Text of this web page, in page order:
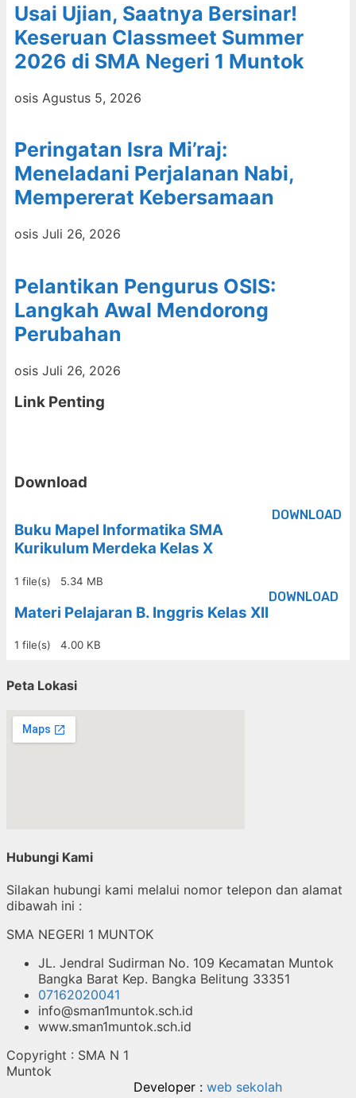
Usai Ujian, Saatnya Bersinar!
Keseruan Classmeet Summer
2026 di SMA Negeri 1 Muntok
osis Agustus 5, 2026
Peringatan Isra Mi’raj:
Meneladani Perjalanan Nabi,
Mempererat Kebersamaan
osis Juli 26, 2026
Pelantikan Pengurus OSIS:
Langkah Awal Mendorong
Perubahan
osis Juli 26, 2026
Link Penting
Download
Buku Mapel Informatika SMA
Kurikulum Merdeka Kelas X
1 file(s) 5.34 MB
DOWNLOAD
Materi Pelajaran B. Inggris Kelas XII
1 file(s) 4.00 KB
DOWNLOAD
Peta Lokasi
Hubungi Kami
Silakan hubungi kami melalui nomor telepon dan alamat
dibawah ini :
SMA NEGERI 1 MUNTOK
JL. Jendral Sudirman No. 109 Kecamatan Muntok
Bangka Barat Kep. Bangka Belitung 33351
07162020041
info@sman1muntok.sch.id
www.sman1muntok.sch.id
Copyright : SMA N 1
Developer : web sekolah